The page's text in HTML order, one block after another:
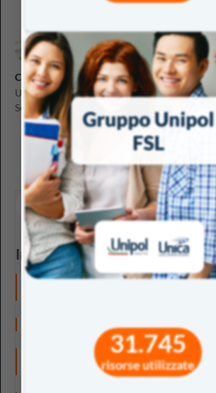
31.745
risorse utilizzate
Cyberbullismo: non sono cose da ragazzi
Una riflessione sulla survey che ha coinvolto
Se segui eDition, e ovviamente...
2
In evidenza
Etica e Intelligenza Artificiale a scuola: 7
Fallire per imparare: il valore pedagogico
A scuola di innovazione: dall’esperienza